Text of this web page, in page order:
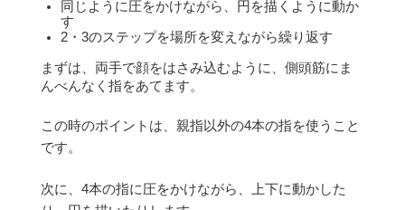
同じように圧をかけながら、円を描くように動か
す
2・3のステップを場所を変えながら繰り返す
まずは、両手で顔をはさみ込むように、側頭筋にま
んべんなく指をあてます。
この時のポイントは、親指以外の4本の指を使うこと
です。
次に、4本の指に圧をかけながら、上下に動かした